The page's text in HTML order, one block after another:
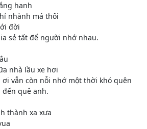
hanh
nhành má thôi
đời
sẻ tất để người nhớ nhau.
nhà lầu xe hơi
ơi vẫn còn nỗi nhớ một thời khó quên
đến quê anh.
thành xa xưa